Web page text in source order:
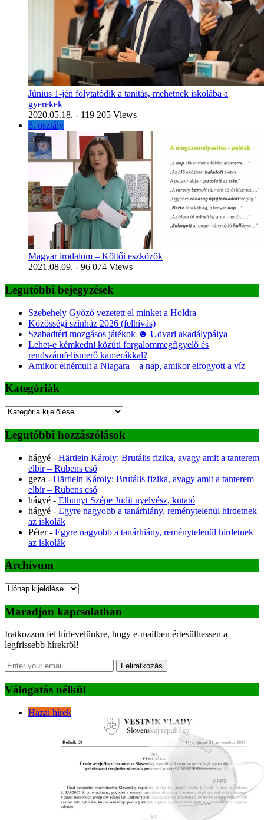
Június 1-jén folytatódik a tanítás, mehetnek iskolába a
gyerekek
2020.05.18. - 119 205 Views
6. osztály
Magyar irodalom – Költői eszközök
2021.08.09. - 96 074 Views
Legutóbbi bejegyzések
Szebehely Győző vezetett el minket a Holdra
Közösségi színház 2026 (felhívás)
Szabadtéri mozgásos játékok ☻ Udvari akadálypálya
Lehet-e kémkedni közúti forgalommegfigyelő és
rendszámfelismerő kamerákkal?
Amikor elnémult a Niagara – a nap, amikor elfogyott a víz
Kategóriák
Kategóriák
Legutóbbi hozzászólások
hágyé - Härtlein Károly: Brutális fizika, avagy amit a tanterem
elbír – Rubens cső
geza - Härtlein Károly: Brutális fizika, avagy amit a tanterem
elbír – Rubens cső
hágyé - Elhunyt Szépe Judit nyelvész, kutató
hágyé - Egyre nagyobb a tanárhiány, reménytelenül hirdetnek
az iskolák
Péter- Egyre nagyobb a tanárhiány, reménytelenül hirdetnek
az iskolák
Archívum
Archívum
Maradjon kapcsolatban
Iratkozzon fel hírlevelünkre, hogy e-mailben értesülhessen a
legfrissebb hírekről!
Feliratkozás
Válogatás nélkül
Hazai hírek